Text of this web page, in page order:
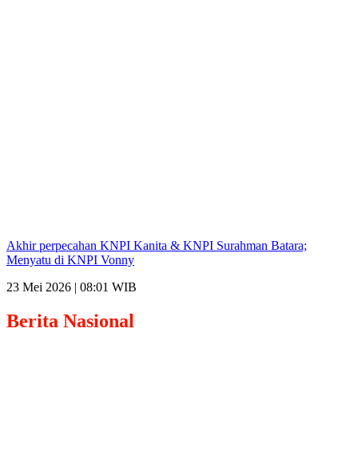
Akhir perpecahan KNPI Kanita & KNPI Surahman Batara;
Menyatu di KNPI Vonny
23 Mei 2026 | 08:01 WIB
Berita Nasional